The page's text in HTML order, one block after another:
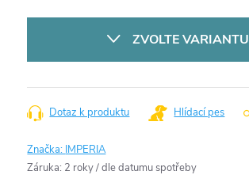
ZVOLTE VARIANTU
Dotaz k produktu Hlídací pes
Značka: IMPERIA
Záruka: 2 roky / dle datumu spotřeby